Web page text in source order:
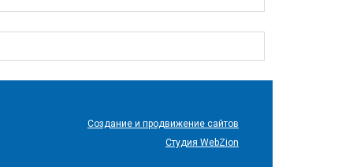
Создание и продвижение сайтов
Студия WebZion